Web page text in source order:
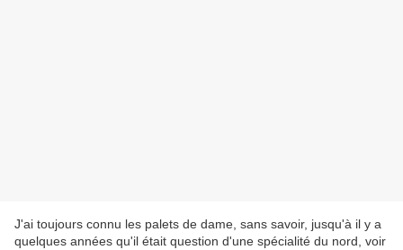
J'ai toujours connu les palets de dame, sans savoir, jusqu'à il y a
quelques années qu'il était question d'une spécialité du nord, voir